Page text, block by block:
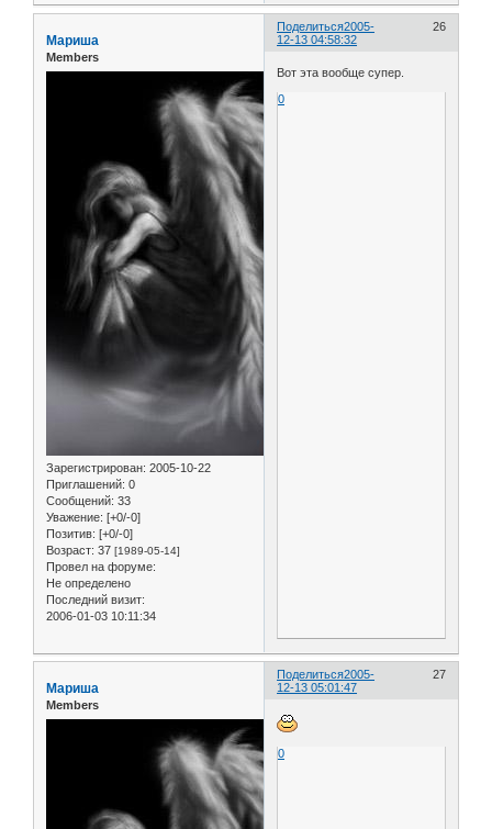
Поделиться 26
2005-
12-13 04:58:32
Мариша
Members
Зарегистрирован: 2005-10-22
Приглашений: 0
Сообщений: 33
Уважение: [+0/-0]
Позитив: [+0/-0]
Возраст: 37 [1989-05-14]
Провел на форуме:
Не определено
Последний визит:
2006-01-03 10:11:34
Вот эта вообще супер.
0
Поделиться 27
2005-
12-13 05:01:47
Мариша
Members
0